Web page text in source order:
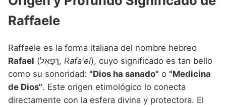
Nombres de niño que empiezan por P
Nombres de niño que empiezan por Q
Nombres de niño que empiezan por R
Nombres de niño que empiezan por S
Nombres de niño que empiezan por T
Nombres de niño que empiezan por U
Nombres de Niño Valencianos
Nombres de Niño Rumanos
Nombres de Niño Suecos
Raffaele
Raffaele es la forma italiana del nombre hebreo
Rafael
(רָפָאֵל, Rafa'el), cuyo significado es tan bello
como su sonoridad: "Dios ha sanado" o "Medicina
de Dios". Este origen etimológico lo conecta
directamente con la esfera divina y protectora. El